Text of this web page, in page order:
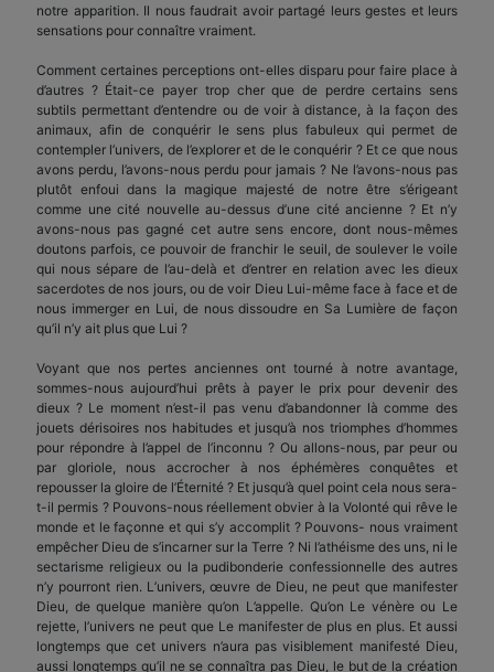
notre apparition. Il nous faudrait avoir partagé leurs gestes et leurs
sen­sations pour connaître vraiment.
Comment certaines perceptions ont-elles dis­paru pour faire place à
d’autres ? Était-ce payer trop cher que de perdre certains sens
subtils permettant d’entendre ou de voir à distance, à la façon des
ani­maux, afin de conquérir le sens plus fabuleux qui permet de
contempler l’univers, de l’explorer et de le conquérir ? Et ce que nous
avons perdu, l’avons-nous perdu pour jamais ? Ne l’avons-nous pas
plutôt enfoui dans la magique majesté de notre être s’éri­geant
comme une cité nouvelle au-dessus d’une cité ancienne ? Et n’y
avons-nous pas gagné cet autre sens encore, dont nous-mêmes
doutons parfois, ce pouvoir de franchir le seuil, de soulever le voile
qui nous sépare de l’au-delà et d’entrer en relation avec les dieux
sacerdotes de nos jours, ou de voir Dieu Lui-même face à face et de
nous immerger en Lui, de nous dissoudre en Sa Lumière de façon
qu’il n’y ait plus que Lui ?
Voyant que nos pertes anciennes ont tourné à notre avantage,
sommes-nous aujourd’hui prêts à payer le prix pour devenir des
dieux ? Le moment n’est-il pas venu d’abandonner là comme des
jouets dérisoires nos habitudes et jusqu’à nos triomphes d’hommes
pour répondre à l’appel de l’inconnu ? Ou allons-nous, par peur ou
par gloriole, nous accrocher à nos éphémères conquêtes et
repousser la gloire de l’Éternité ? Et jusqu’à quel point cela nous sera-
t-il permis ? Pouvons-nous réellement obvier à la Volonté qui rêve le
monde et le façonne et qui s’y accomplit ? Pouvons- nous vraiment
empêcher Dieu de s’incarner sur la Terre ? Ni l’athéisme des uns, ni le
sectarisme religieux ou la pudibonderie confessionnelle des autres
n’y pourront rien. L’univers, œuvre de Dieu, ne peut que manifester
Dieu, de quelque manière qu’on L’appelle. Qu’on Le vénère ou Le
rejette, l’univers ne peut que Le manifester de plus en plus. Et aussi
long­temps que cet univers n’aura pas visiblement mani­festé Dieu,
aussi longtemps qu’il ne se connaîtra pas Dieu, le but de la création